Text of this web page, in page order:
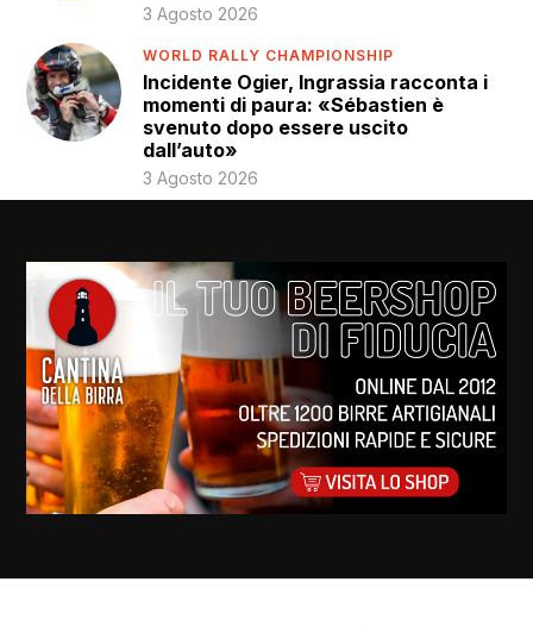
3 Agosto 2026
WORLD RALLY CHAMPIONSHIP
Incidente Ogier, Ingrassia racconta i
momenti di paura: «Sébastien è
svenuto dopo essere uscito
dall’auto»
3 Agosto 2026